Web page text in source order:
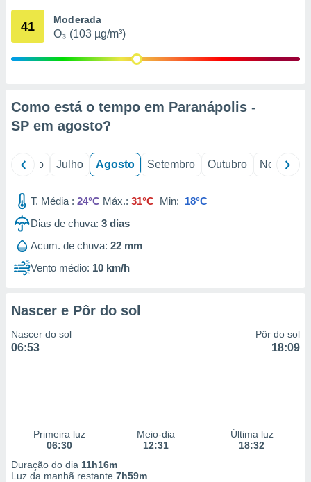
através
1199
41 Moderada
O₃ (103 µg/m³)
Como está o tempo em Paranápolis -
SP em agosto?
Junho Julho Agosto Setembro Outubro Novembro
T. Média : 24°C Máx.: 31°C Min: 18°C
Dias de chuva: 3 dias
Acum. de chuva: 22 mm
Vento médio: 10 km/h
Nascer e Pôr do sol
Nascer do sol
06:53
Pôr do sol
18:09
Primeira luz
06:30
Meio-dia
12:31
Última luz
18:32
Duração do dia 11h16m
Luz da manhã restante 7h59m